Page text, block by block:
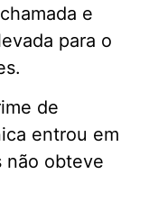
e
para o
de
entrou em
não obteve